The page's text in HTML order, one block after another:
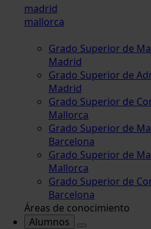
madrid
mallorca
Grado Superior de
Madrid
Grado Superior de
Madrid
Grado Superior de
Mallorca
Grado Superior de
Barcelona
Grado Superior de
Mallorca
Grado Superior de
Barcelona
Áreas de conocimiento
Alumnos